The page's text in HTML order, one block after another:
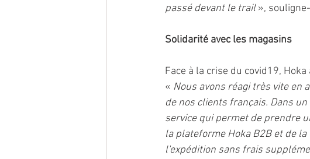
passé devant le trail »,
Solidarité avec les magasins
Face à la crise du covid19,
« Nous avons réagi très vite en
de nos clients français. Dans
service qui permet de prendre
la plateforme Hoka B2B et de
l'expédition sans frais